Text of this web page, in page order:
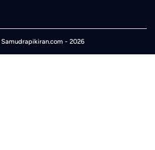
Samudrapikiran.com - 2026